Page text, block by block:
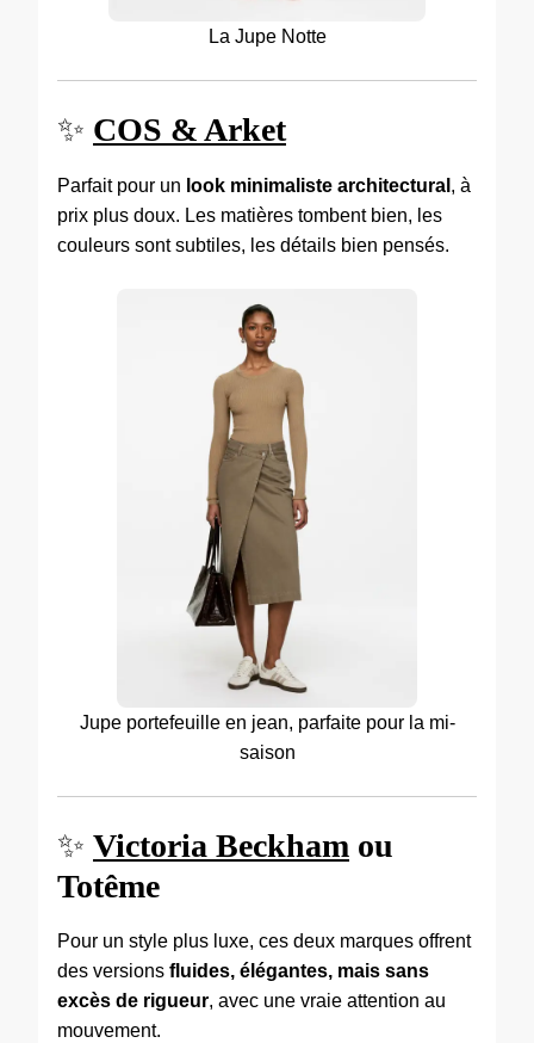
La Jupe Notte
✨ COS & Arket
Parfait pour un look minimaliste architectural , à
prix plus doux. Les matières tombent bien, les
couleurs sont subtiles, les détails bien pensés.
Jupe portefeuille en jean, parfaite pour la mi-
saison
✨ Victoria Beckham ou
Totême
Pour un style plus luxe, ces deux marques offrent
des versions fluides, élégantes, mais sans
excès de rigueur, avec une vraie attention au
mouvement.